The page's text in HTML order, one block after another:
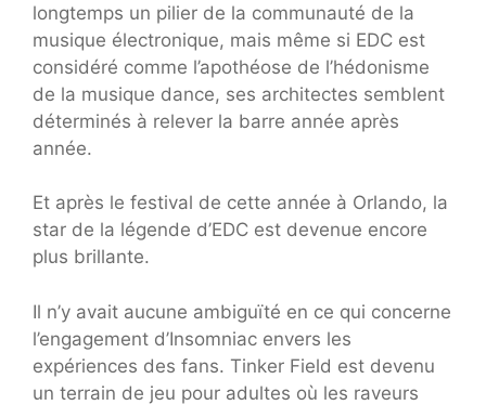
longtemps un pilier de la communauté de la
musique électronique, mais même si EDC est
considéré comme l’apothéose de l’hédonisme
de la musique dance, ses architectes semblent
déterminés à relever la barre année après
année.
Et après le festival de cette année à Orlando, la
star de la légende d’EDC est devenue encore
plus brillante.
Il n’y avait aucune ambiguïté en ce qui concerne
l’engagement d’Insomniac envers les
expériences des fans. Tinker Field est devenu
un terrain de jeu pour adultes où les raveurs